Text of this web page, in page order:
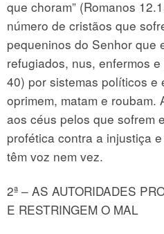
que choram” (Romanos
número de cristãos que
pequeninos do Senhor que
refugiados, nus, enfermos
40) por sistemas políticos e
oprimem, matam e roubam.
aos céus pelos que sofrem
profética contra a injustiça
têm voz nem vez.
2ª – AS AUTORIDADES
E RESTRINGEM O MAL